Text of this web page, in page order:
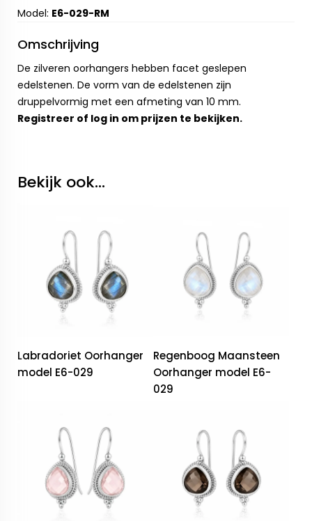
Model: E6-029-RM
Omschrijving
De zilveren oorhangers hebben facet geslepen
edelstenen. De vorm van de edelstenen zijn
druppelvormig met een afmeting van 10 mm.
Registreer of log in om prijzen te bekijken.
Bekijk ook...
Labradoriet Oorhanger
model E6-029
Regenboog Maansteen
Oorhanger model E6-
029